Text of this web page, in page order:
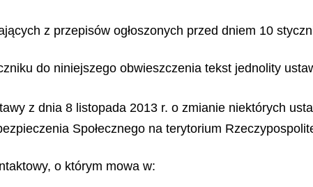
z przepisów ogłoszonych przed dniem 10
do niniejszego obwieszczenia tekst jednolity
z dnia 8 listopada 2013 r. o zmianie niektórych
Społecznego na terytorium
o którym mowa w: